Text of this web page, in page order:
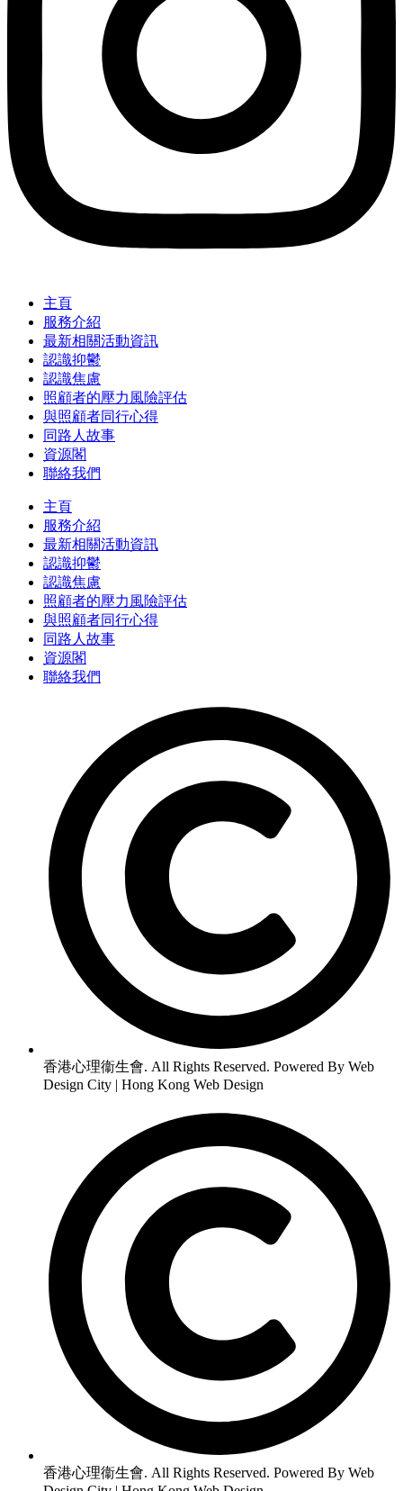
主頁
服務介紹
最新相關活動資訊
認識抑鬱
認識焦慮
照顧者的壓力風險評估
與照顧者同行心得
同路人故事
資源閣
聯絡我們
主頁
服務介紹
最新相關活動資訊
認識抑鬱
認識焦慮
照顧者的壓力風險評估
與照顧者同行心得
同路人故事
資源閣
聯絡我們
香港心理衞生會. All Rights Reserved. Powered By Web
Design City | Hong Kong Web Design
香港心理衞生會. All Rights Reserved. Powered By Web